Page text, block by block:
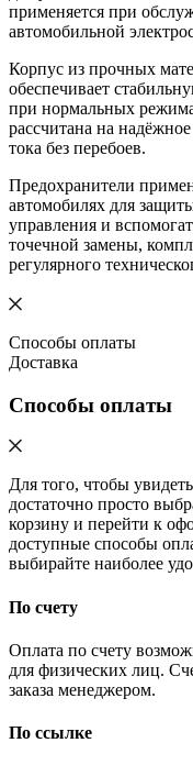
применяется при
автомобильной
Корпус из прочных
обеспечивает
при нормальных
рассчитана на
тока без перебоев.
Предохранители
автомобилях для
управления и
точечной замены,
регулярного
Способы оплаты
Доставка
Способы оплаты
Для того, чтобы
достаточно просто
корзину и перейти к
доступные способы
выбирайте наиболее
По счету
Оплата по счету
для физических лиц.
заказа менеджером.
По ссылке